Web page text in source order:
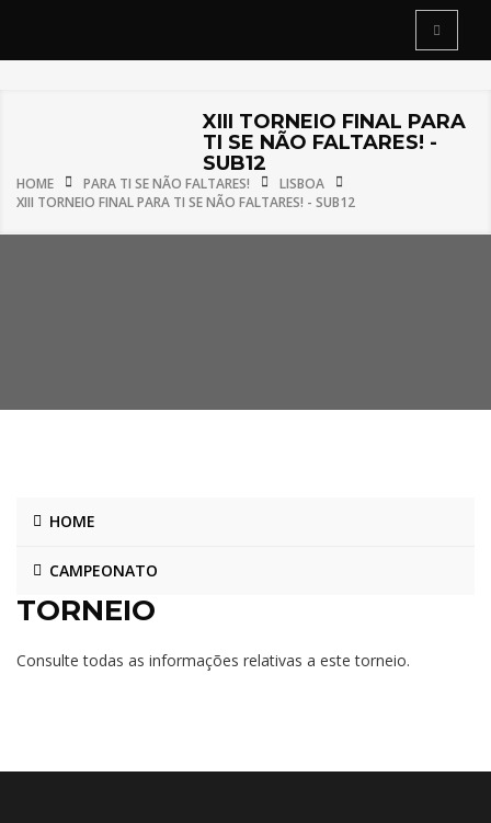
XIII TORNEIO FINAL PARA
TI SE NÃO FALTARES! -
SUB12
HOME PARA TI SE NÃO FALTARES!
LISBOA
XIII TORNEIO FINAL PARA TI SE NÃO FALTARES! - SUB12
HOME
CAMPEONATO
TORNEIO
Consulte todas as informações relativas a este torneio.